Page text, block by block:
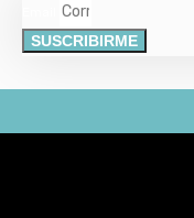
SUSCRIBIRME